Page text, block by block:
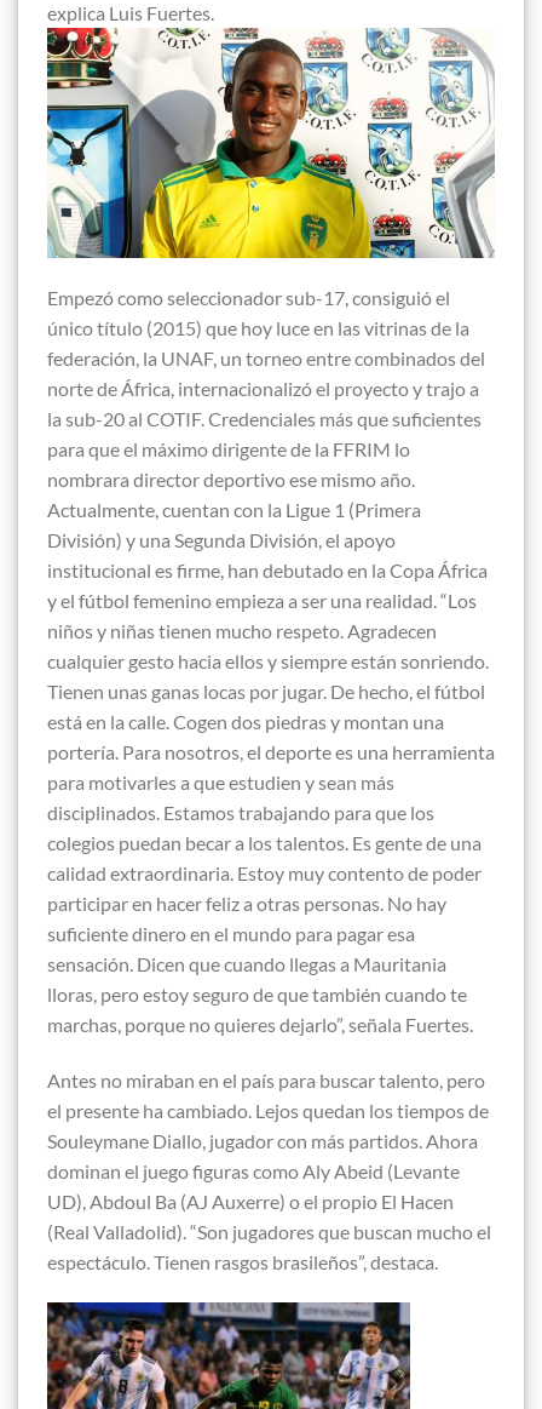
explica Luis Fuertes.
Empezó como seleccionador sub-17, consiguió el
único título (2015) que hoy luce en las vitrinas de la
federación, la UNAF, un torneo entre combinados del
norte de África, internacionalizó el proyecto y trajo a
la sub-20 al COTIF. Credenciales más que suficientes
para que el máximo dirigente de la FFRIM lo
nombrara director deportivo ese mismo año.
Actualmente, cuentan con la Ligue 1 (Primera
División) y una Segunda División, el apoyo
institucional es firme, han debutado en la Copa África
y el fútbol femenino empieza a ser una realidad. “Los
niños y niñas tienen mucho respeto. Agradecen
cualquier gesto hacia ellos y siempre están sonriendo.
Tienen unas ganas locas por jugar. De hecho, el fútbol
está en la calle. Cogen dos piedras y montan una
portería. Para nosotros, el deporte es una herramienta
para motivarles a que estudien y sean más
disciplinados. Estamos trabajando para que los
colegios puedan becar a los talentos. Es gente de una
calidad extraordinaria. Estoy muy contento de poder
participar en hacer feliz a otras personas. No hay
suficiente dinero en el mundo para pagar esa
sensación. Dicen que cuando llegas a Mauritania
lloras, pero estoy seguro de que también cuando te
marchas, porque no quieres dejarlo”, señala Fuertes.
Antes no miraban en el país para buscar talento, pero
el presente ha cambiado. Lejos quedan los tiempos de
Souleymane Diallo, jugador con más partidos. Ahora
dominan el juego figuras como Aly Abeid (Levante
UD), Abdoul Ba (AJ Auxerre) o el propio El Hacen
(Real Valladolid). “Son jugadores que buscan mucho el
espectáculo. Tienen rasgos brasileños”, destaca.